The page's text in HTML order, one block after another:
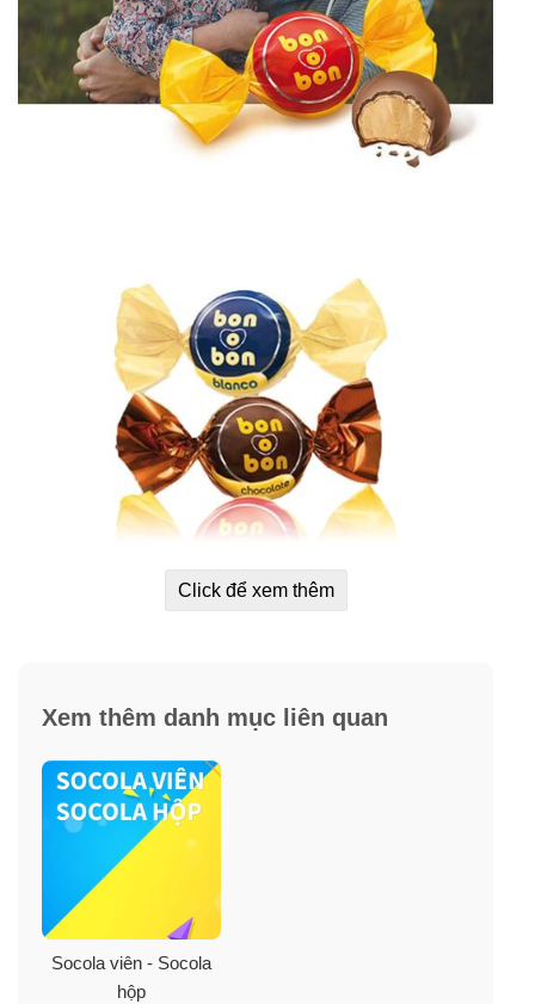
Hình ảnh chỉ mang tính chất minh họa. Bao bì sản phẩm có
thể được thay đổi theo thời gian.
Click để xem thêm
Xem thêm danh mục liên quan
Socola viên - Socola
hộp